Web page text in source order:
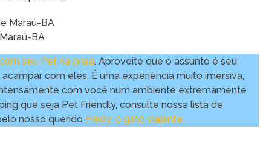
BA
seu Pet na praia. Aproveite que o assunto é seu
com eles. É uma experiência muito imersiva,
com você num ambiente extremamente
que seja Pet Friendly, consulte nossa lista de
nosso querido Fredy, o gato viajante.